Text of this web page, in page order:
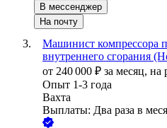
В мессенджер
На почту
Машинист компрессора
внутреннего сгорания
от 240 000 ₽ за месяц, на
Опыт 1-3 года
Вахта
Выплаты: Два раза в